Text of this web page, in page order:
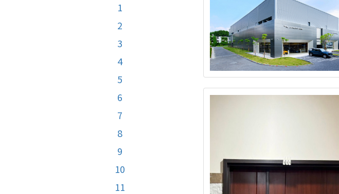
1
2
3
4
5
6
7
8
9
10
11